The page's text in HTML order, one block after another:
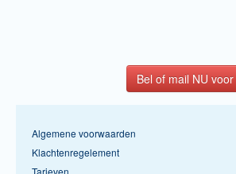
Bel of mail NU
Algemene voorwaarden
Klachtenregelement
Tarieven